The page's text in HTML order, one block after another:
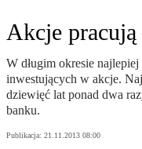
Akcje
W długim okresie
inwestujących w akcje.
dziewięć lat ponad dwa
banku.
Publikacja: 21.11.2013 08:00